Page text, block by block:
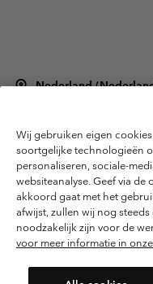
Nederland
Gebruiksvoorwaarden
Privacybeleid
Voorwaarden voor door
Cookies
Public CBCR
Wij gebruiken eigen
soortgelijke technologieën
personaliseren, sociale-
websiteanalyse. Geef via
akkoord gaat met het
afwijst, zullen wij nog
noodzakelijk zijn voor de
voor meer informatie in
Selecteer
United States
Netherlands-